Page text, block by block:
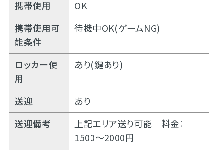
携帯使用
OK
携帯使用可
能条件
待機中OK(ゲームNG)
ロッカー使
用
あり(鍵あり)
送迎
あり
送迎備考
上記エリア送り可能 料金：
1500～2000円